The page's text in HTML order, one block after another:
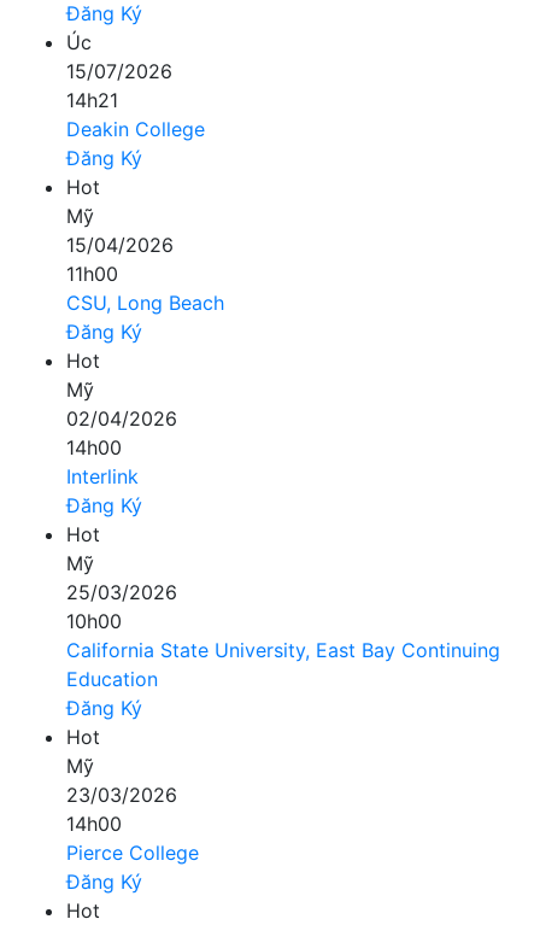
Đăng Ký
Úc
15/07/2026
14h21
Deakin College
Đăng Ký
Hot
Mỹ
15/04/2026
11h00
CSU, Long Beach
Đăng Ký
Hot
Mỹ
02/04/2026
14h00
Interlink
Đăng Ký
Hot
Mỹ
25/03/2026
10h00
California State University, East Bay Continuing
Education
Đăng Ký
Hot
Mỹ
23/03/2026
14h00
Pierce College
Đăng Ký
Hot